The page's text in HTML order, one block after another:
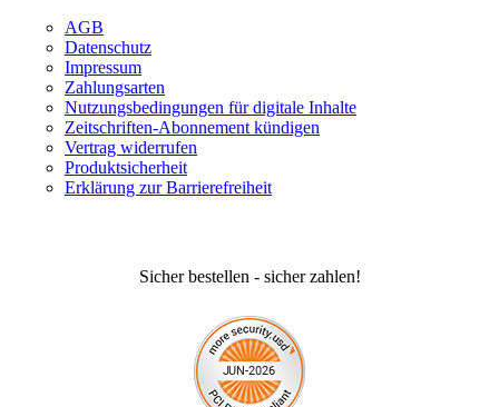
AGB
Datenschutz
Impressum
Zahlungsarten
Nutzungsbedingungen für digitale Inhalte
Zeitschriften-Abonnement kündigen
Vertrag widerrufen
Produktsicherheit
Erklärung zur Barrierefreiheit
Sicher bestellen - sicher zahlen!